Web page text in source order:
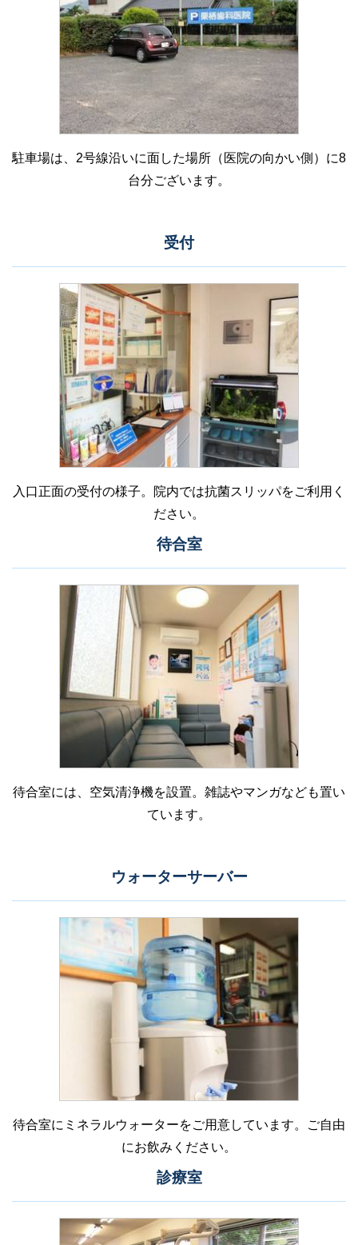
駐車場は、2号線沿いに面した場所（医院の向かい側）に8
台分ございます。
受付
入口正面の受付の様子。院内では抗菌スリッパをご利用く
ださい。
待合室
待合室には、空気清浄機を設置。雑誌やマンガなども置い
ています。
ウォーターサーバー
待合室にミネラルウォーターをご用意しています。ご自由
にお飲みください。
診療室